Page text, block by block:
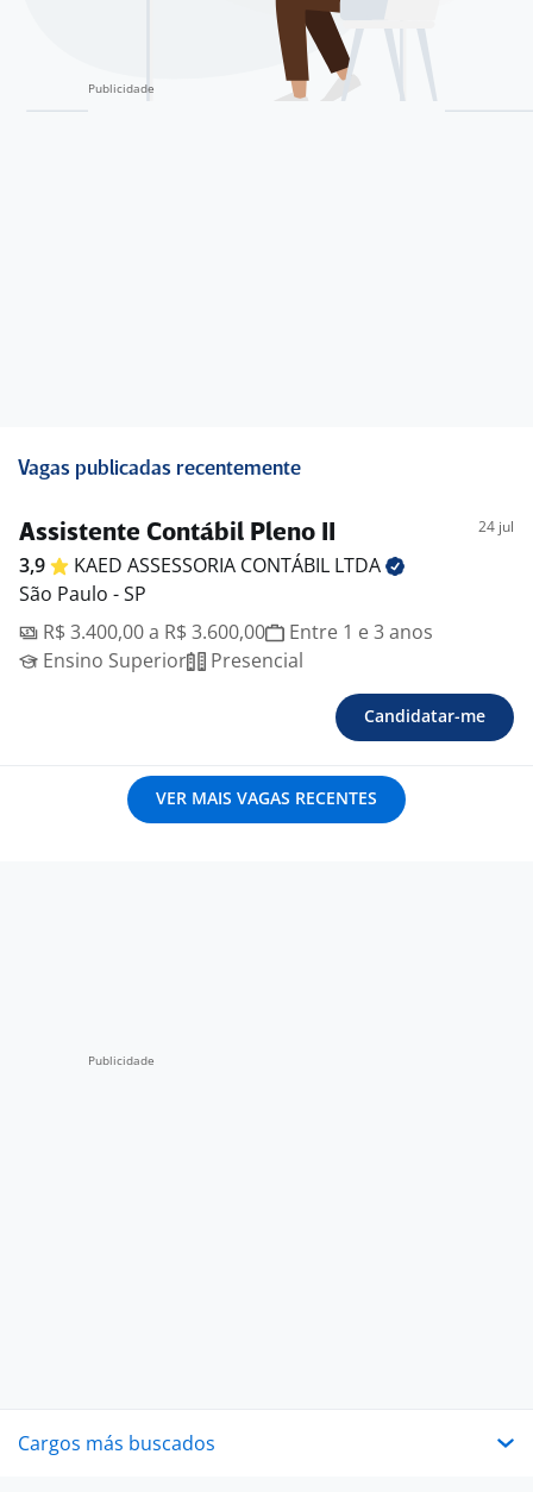
Vagas publicadas recentemente
Assistente Contábil Pleno II 24 jul
3,9 KAED ASSESSORIA CONTÁBIL LTDA
São Paulo - SP
R$ 3.400,00 a R$ 3.600,00
Entre 1 e 3 anos
Ensino Superior
Presencial
Candidatar-me
VER MAIS VAGAS RECENTES
Cargos más buscados